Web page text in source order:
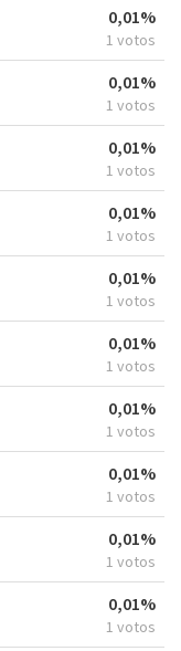
0,01%
1 votos
0,01%
1 votos
0,01%
1 votos
0,01%
1 votos
0,01%
1 votos
0,01%
1 votos
0,01%
1 votos
0,01%
1 votos
0,01%
1 votos
0,01%
1 votos